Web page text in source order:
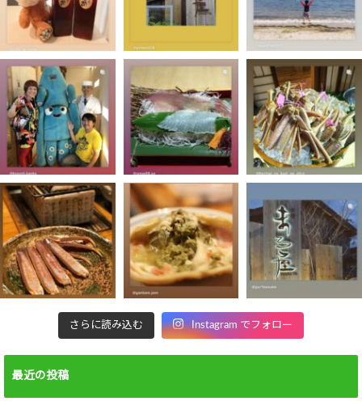
さらに読み込む Instagram でフォロー
最近の投稿